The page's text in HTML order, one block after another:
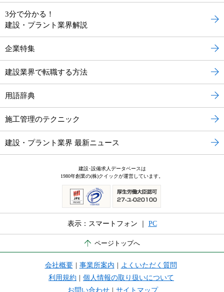
3分で分かる！
建設・プラント業界解説
企業特集
建設業界で転職する方法
用語辞典
施工管理のテクニック
建設・プラント業界 最新ニュース
建設･設備求人データベースは
1980年創業の(株)クイックが運営しています。
表示：スマートフォン ｜ PC
ページトップへ
会社概要 事業所案内
よくいただく質問
利用規約
個人情報の取り扱いについて
お問い合わせ
サイトマップ